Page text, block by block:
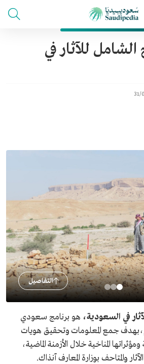
الشامل للآثار في
31/
التفاصيل
في السعودية، هو برنامج سعودي
عام 1395هـ/1975م،بهدف جمع المعلومات وتحقيق هويات
المناخية خلال الأزمنة الماضية،
والمتاحف بوزارة المعارف آنذاك.